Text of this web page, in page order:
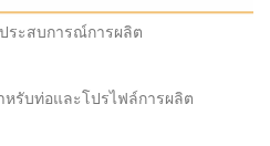
ประสบการณ์การผลิต
รับท่อและโปรไฟล์การผลิต